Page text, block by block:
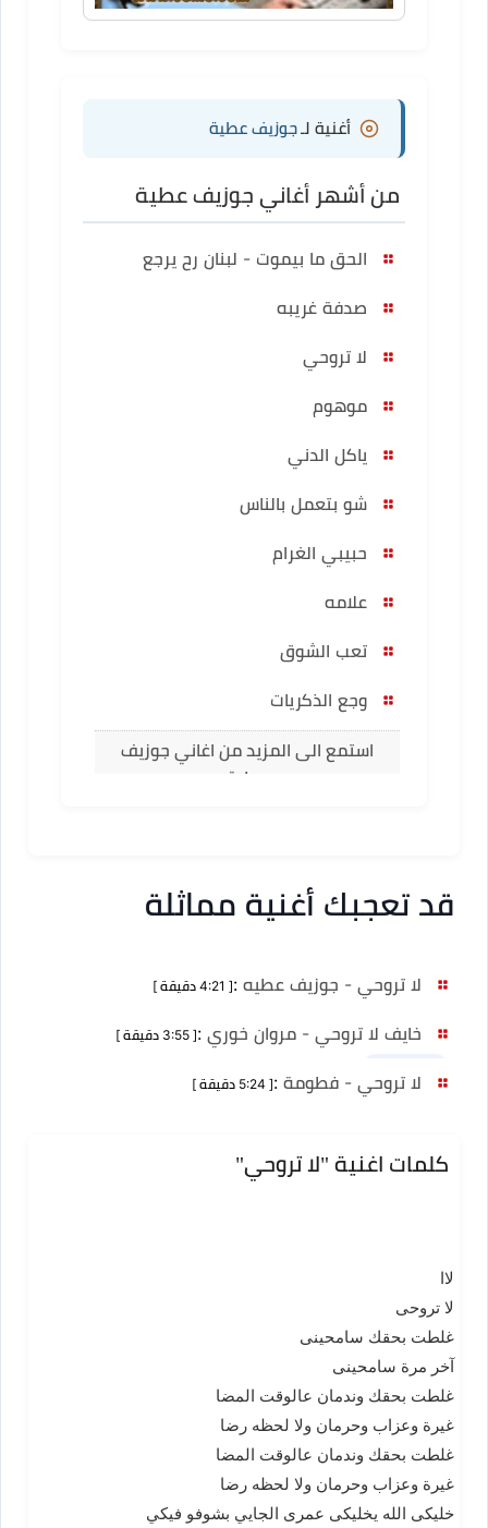
أغنية لـجوزيف عطية
من أشهر أغاني جوزيف عطية
الحق ما بيموت - لبنان رح يرجع
صدفة غريبه
لا تروحي
موهوم
ياكل الدني
شو بتعمل بالناس
حبيبي الغرام
علامه
تعب الشوق
وجع الذكريات
استمع الى المزيد من اغاني جوزيف
عطية
قد تعجبك أغنية مماثلة
لا تروحي - جوزيف عطيه :[ 4:21 دقيقة ]
خايف لا تروحي - مروان خوري :[ 3:55 دقيقة ]
لا تروحي - فطومة :[ 5:24 دقيقة ]
كلمات اغنية "لا تروحي"
لاا
لا تروحى
غلطت بحقك سامحينى
آخر مرة سامحينى
غلطت بحقك وندمان عالوقت المضا
غيرة وعزاب وحرمان ولا لحظه رضا
غلطت بحقك وندمان عالوقت المضا
غيرة وعزاب وحرمان ولا لحظه رضا
خليكى الله يخليكى عمرى الجايي بشوفو فيكي